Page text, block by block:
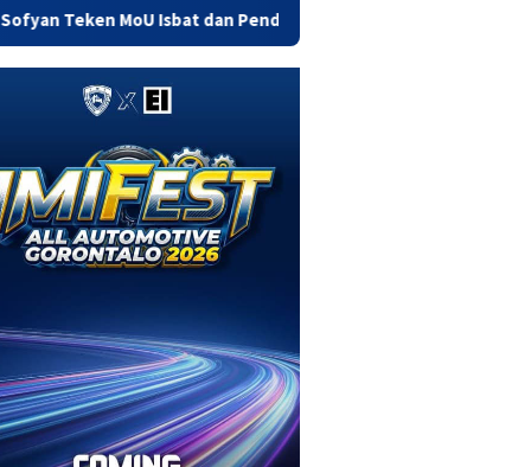
Isbat dan Pendaftaran Tanah Wakaf Se Provinsi Gorontalo